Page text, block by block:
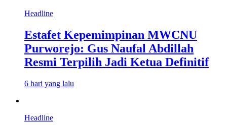
Headline
Estafet Kepemimpinan MWCNU
Purworejo: Gus Naufal Abdillah
Resmi Terpilih Jadi Ketua Definitif
6 hari yang lalu
Headline